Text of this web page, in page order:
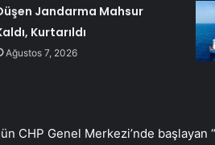
Jandarma Mahsur
Kurtarıldı
Ağustos 7, 2026
CHP Genel Merkezi’nde